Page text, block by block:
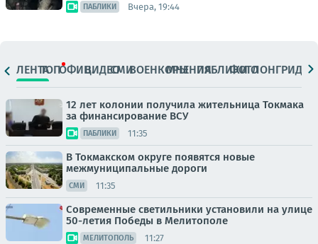
ПАБЛИКИ Вчера, 19:44
ЛЕНТАТОПОФИЦ.ВИДЕОСМИВОЕНКОРЫМНЕНИЯПАБЛИКИ
ФОТОЛОНГРИДЫ
12 лет колонии получила жительница Токмака
за финансирование ВСУ
ПАБЛИКИ 11:35
В Токмакском округе появятся новые
межмуниципальные дороги
СМИ 11:35
Современные светильники установили на улице
50-летия Победы в Мелитополе
МЕЛИТОПОЛЬ 11:27